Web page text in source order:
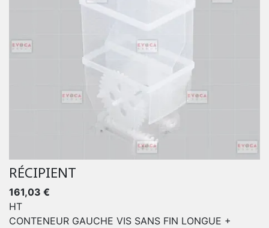
RÉCIPIENT
161,03 €
HT
CONTENEUR GAUCHE VIS SANS FIN LONGUE +